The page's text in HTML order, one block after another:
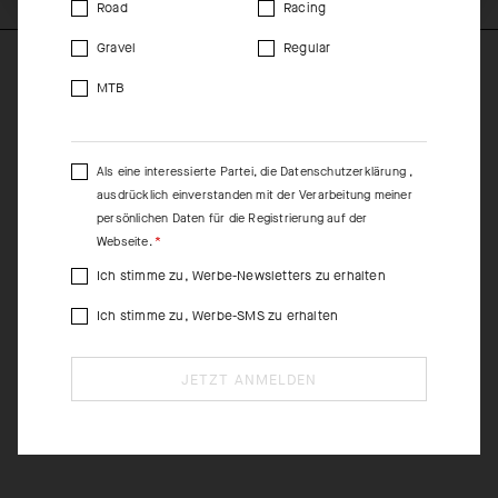
Road
Gravel
MTB
Racing
Regular
Als eine interessierte Partei, die Datenschutzerklärung ,
ausdrücklich einverstanden mit der Verarbeitung meiner
persönlichen Daten für die Registrierung auf der
Webseite.
Ich stimme zu, Werbe-Newsletters zu erhalten
Ich stimme zu, Werbe-SMS zu erhalten
JETZT ANMELDEN